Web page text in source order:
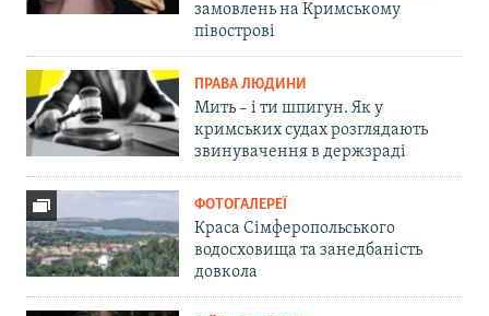
замовлень на Кримському
півострові
ПРАВА ЛЮДИНИ
Мить – і ти шпигун. Як у
кримських судах розглядають
звинувачення в держзраді
ФОТОГАЛЕРЕЇ
Краса Сімферопольського
водосховища та занедбаність
довкола